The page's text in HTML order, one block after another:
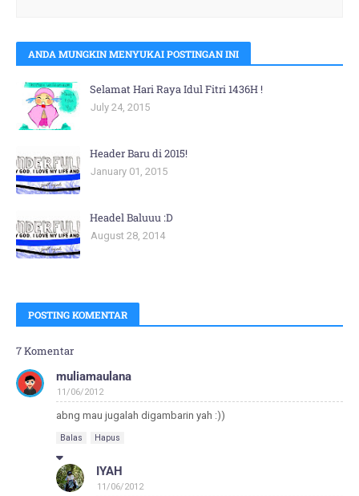
ANDA MUNGKIN MENYUKAI POSTINGAN INI
Selamat Hari Raya Idul Fitri 1436H !
July 24, 2015
Header Baru di 2015!
January 01, 2015
Headel Baluuu :D
August 28, 2014
POSTING KOMENTAR
7 Komentar
muliamaulana
11/06/2012
abng mau jugalah digambarin yah :))
Balas Hapus
IYAH
11/06/2012